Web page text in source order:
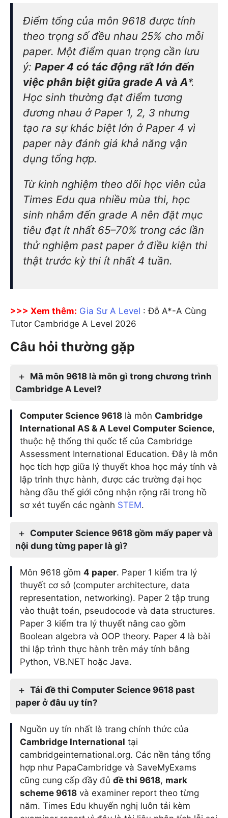
Điểm tổng của môn 9618 được tính
theo trọng số đều nhau 25% cho mỗi
paper. Một điểm quan trọng cần lưu
ý: Paper 4 có tác động rất lớn đến
việc phân biệt giữa grade A và A*.
Học sinh thường đạt điểm tương
đương nhau ở Paper 1, 2, 3 nhưng
tạo ra sự khác biệt lớn ở Paper 4 vì
paper này đánh giá khả năng vận
dụng tổng hợp.
Từ kinh nghiệm theo dõi học viên của
Times Edu qua nhiều mùa thi, học
sinh nhắm đến grade A nên đặt mục
tiêu đạt ít nhất 65–70% trong các lần
thử nghiệm past paper ở điều kiện thi
thật trước kỳ thi ít nhất 4 tuần.
>>> Xem thêm: Gia Sư A Level : Đỗ A*-A Cùng
Tutor Cambridge A Level 2026
Câu hỏi thường gặp
Mã môn 9618 là môn gì trong chương trình
Cambridge A Level?
Computer Science 9618 là môn Cambridge
International AS & A Level Computer Science,
thuộc hệ thống thi quốc tế của Cambridge
Assessment International Education. Đây là môn
học tích hợp giữa lý thuyết khoa học máy tính và
lập trình thực hành, được các trường đại học
hàng đầu thế giới công nhận rộng rãi trong hồ
sơ xét tuyển các ngành STEM.
Computer Science 9618 gồm mấy paper và
nội dung từng paper là gì?
Môn 9618 gồm 4 paper. Paper 1 kiểm tra lý
thuyết cơ sở (computer architecture, data
representation, networking). Paper 2 tập trung
vào thuật toán, pseudocode và data structures.
Paper 3 kiểm tra lý thuyết nâng cao gồm
Boolean algebra và OOP theory. Paper 4 là bài
thi lập trình thực hành trên máy tính bằng
Python, VB.NET hoặc Java.
Tải đề thi Computer Science 9618 past
paper ở đâu uy tín?
Nguồn uy tín nhất là trang chính thức của
Cambridge International tại
cambridgeinternational.org. Các nền tảng tổng
hợp như PapaCambridge và SaveMyExams
cũng cung cấp đầy đủ đề thi 9618, mark
scheme 9618 và examiner report theo từng
năm. Times Edu khuyến nghị luôn tải kèm